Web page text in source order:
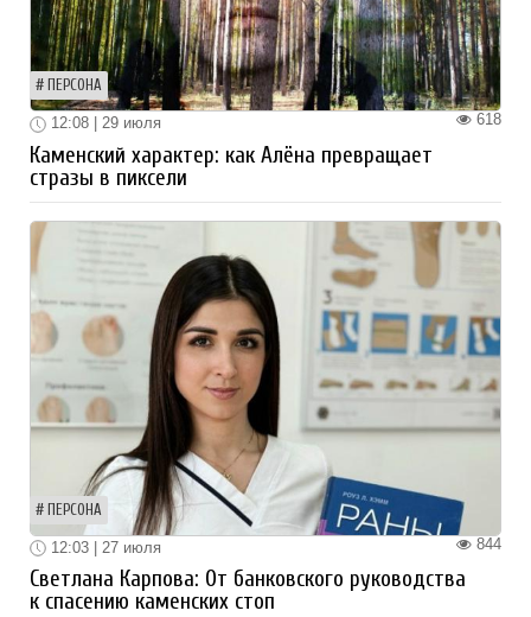
ПЕРСОНА
618
12:08 | 29 июля
Каменский характер: как Алёна превращает
стразы в пиксели
ПЕРСОНА
844
12:03 | 27 июля
Светлана Карпова: От банковского руководства
к спасению каменских стоп